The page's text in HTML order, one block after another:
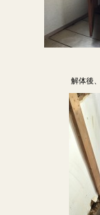
解体後